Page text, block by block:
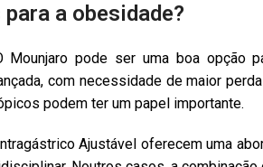
a obesidade?
Mounjaro pode ser uma boa opção
com necessidade de maior
podem ter um papel importante.
Ajustável oferecem uma